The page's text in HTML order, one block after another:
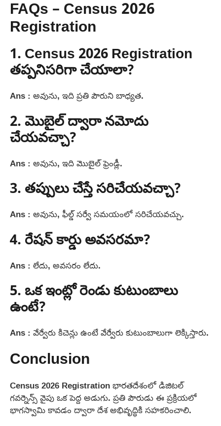
FAQs – Census 2026
Registration
1. Census 2026 Registration
తప్పనిసరిగా చేయాలా?
Ans : అవును, ఇది ప్రతి పౌరుని బాధ్యత.
2. మొబైల్ ద్వారా నమోదు
చేయవచ్చా?
Ans : అవును, ఇది మొబైల్ ఫ్రెండ్లీ.
3. తప్పులు చేస్తే సరిచేయవచ్చా?
Ans : అవును, ఫీల్డ్ సర్వే సమయంలో సరిచేయవచ్చు.
4. రేషన్ కార్డు అవసరమా?
Ans : లేదు, అవసరం లేదు.
5. ఒక ఇంట్లో రెండు కుటుంబాలు
ఉంటే?
Ans : వేర్వేరు కిచెన్లు ఉంటే వేర్వేరు కుటుంబాలుగా లెక్కిస్తారు.
Conclusion
Census 2026 Registration భారతదేశంలో డిజిటల్
గవర్నెన్స్ వైపు ఒక పెద్ద అడుగు. ప్రతి పౌరుడు ఈ ప్రక్రియలో
భాగస్వామి కావడం ద్వారా దేశ అభివృద్ధికి సహకరించాలి.